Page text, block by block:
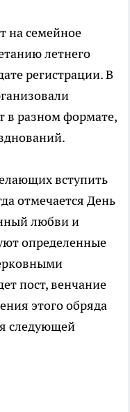
на семейное
летнего
регистрации. В
в разном формате,
вступить
отмечается День
любви и
определенные
пост, венчание
этого обряда
следующей